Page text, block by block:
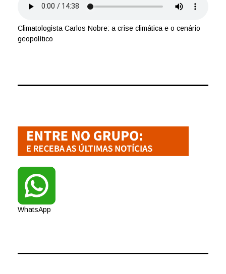
Climatologista Carlos Nobre: a crise climática e o cenário
geopolítico
WhatsApp